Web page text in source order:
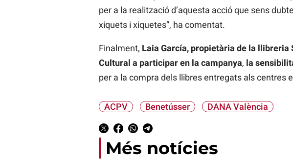
per a la realització d’aquesta acció que sens
xiquets i xiquetes”, ha comentat.
Finalment, Laia García, propietària de la llibreria
Cultural a participar en la campanya, la
per a la compra dels llibres entregats als centres
ACPV Benetússer DANA València
Més notícies